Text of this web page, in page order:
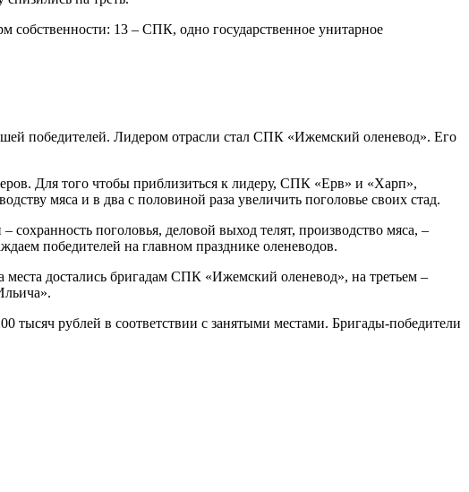
собственности: 13 – СПК, одно государственное унитарное
победителей. Лидером отрасли стал СПК «Ижемский оленевод». Его
Для того чтобы приблизиться к лидеру, СПК «Ерв» и «Харп»,
мяса и в два с половиной раза увеличить поголовье своих стад.
поголовья, деловой выход телят, производство мяса, –
победителей на главном празднике оленеводов.
места достались бригадам СПК «Ижемский оленевод», на третьем –
тысяч рублей в соответствии с занятыми местами. Бригады-победители